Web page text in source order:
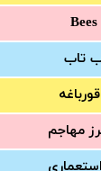
تاب
مهاجم